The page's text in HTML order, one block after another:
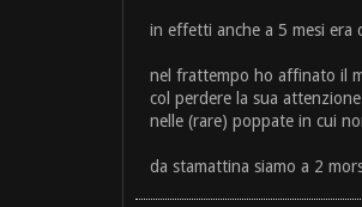
in effetti anche a 5 mesi
nel frattempo ho affinato il
col perdere la sua
nelle (rare) poppate in cui
da stamattina siamo a 2